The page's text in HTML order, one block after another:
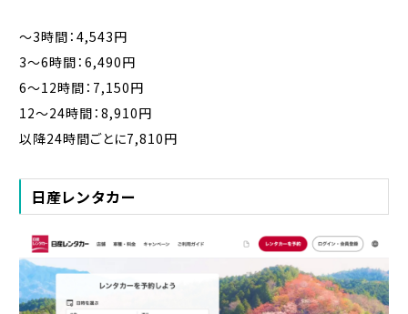
〜3時間：4,543円
3〜6時間：6,490円
6〜12時間：7,150円
12〜24時間：8,910円
以降24時間ごとに7,810円
日産レンタカー